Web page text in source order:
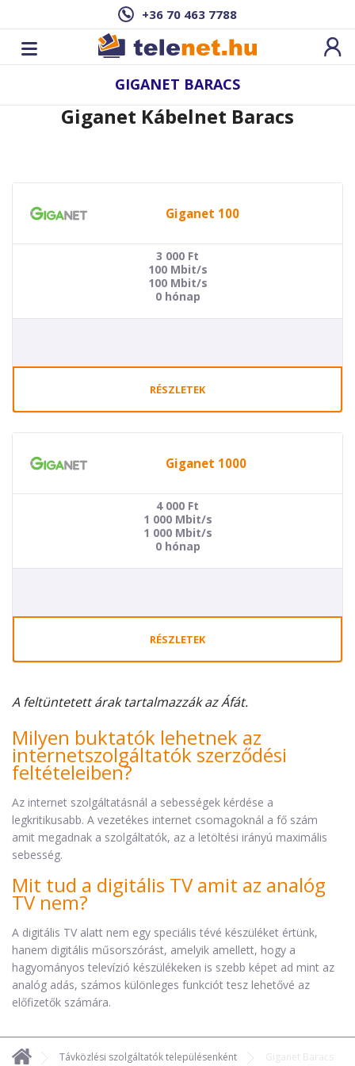
+36 70 463 7788
GIGANET BARACS
Giganet Kábelnet Baracs
Giganet 100
3 000 Ft
100 Mbit/s
100 Mbit/s
0 hónap
RÉSZLETEK
Giganet 1000
4 000 Ft
1 000 Mbit/s
1 000 Mbit/s
0 hónap
RÉSZLETEK
A feltüntetett árak tartalmazzák az Áfát.
Milyen buktatók lehetnek az
internetszolgáltatók szerződési
feltételeiben?
Az internet szolgáltatásnál a sebességek kérdése a
legkritikusabb. A vezetékes internet csomagoknál a fő szám
amit megadnak a szolgáltatók, az a letöltési irányú maximális
sebesség.
Mit tud a digitális TV amit az analóg
TV nem?
A digitális TV alatt nem egy speciális tévé készüléket értünk,
hanem digitális műsorszórást, amelyik amellett, hogy a
hagyományos televízió készülékeken is szebb képet ad mint az
analóg adás, számos különleges funkciót tesz lehetővé az
előfizetők számára.
Távközlési szolgáltatók településenként Giganet Baracs